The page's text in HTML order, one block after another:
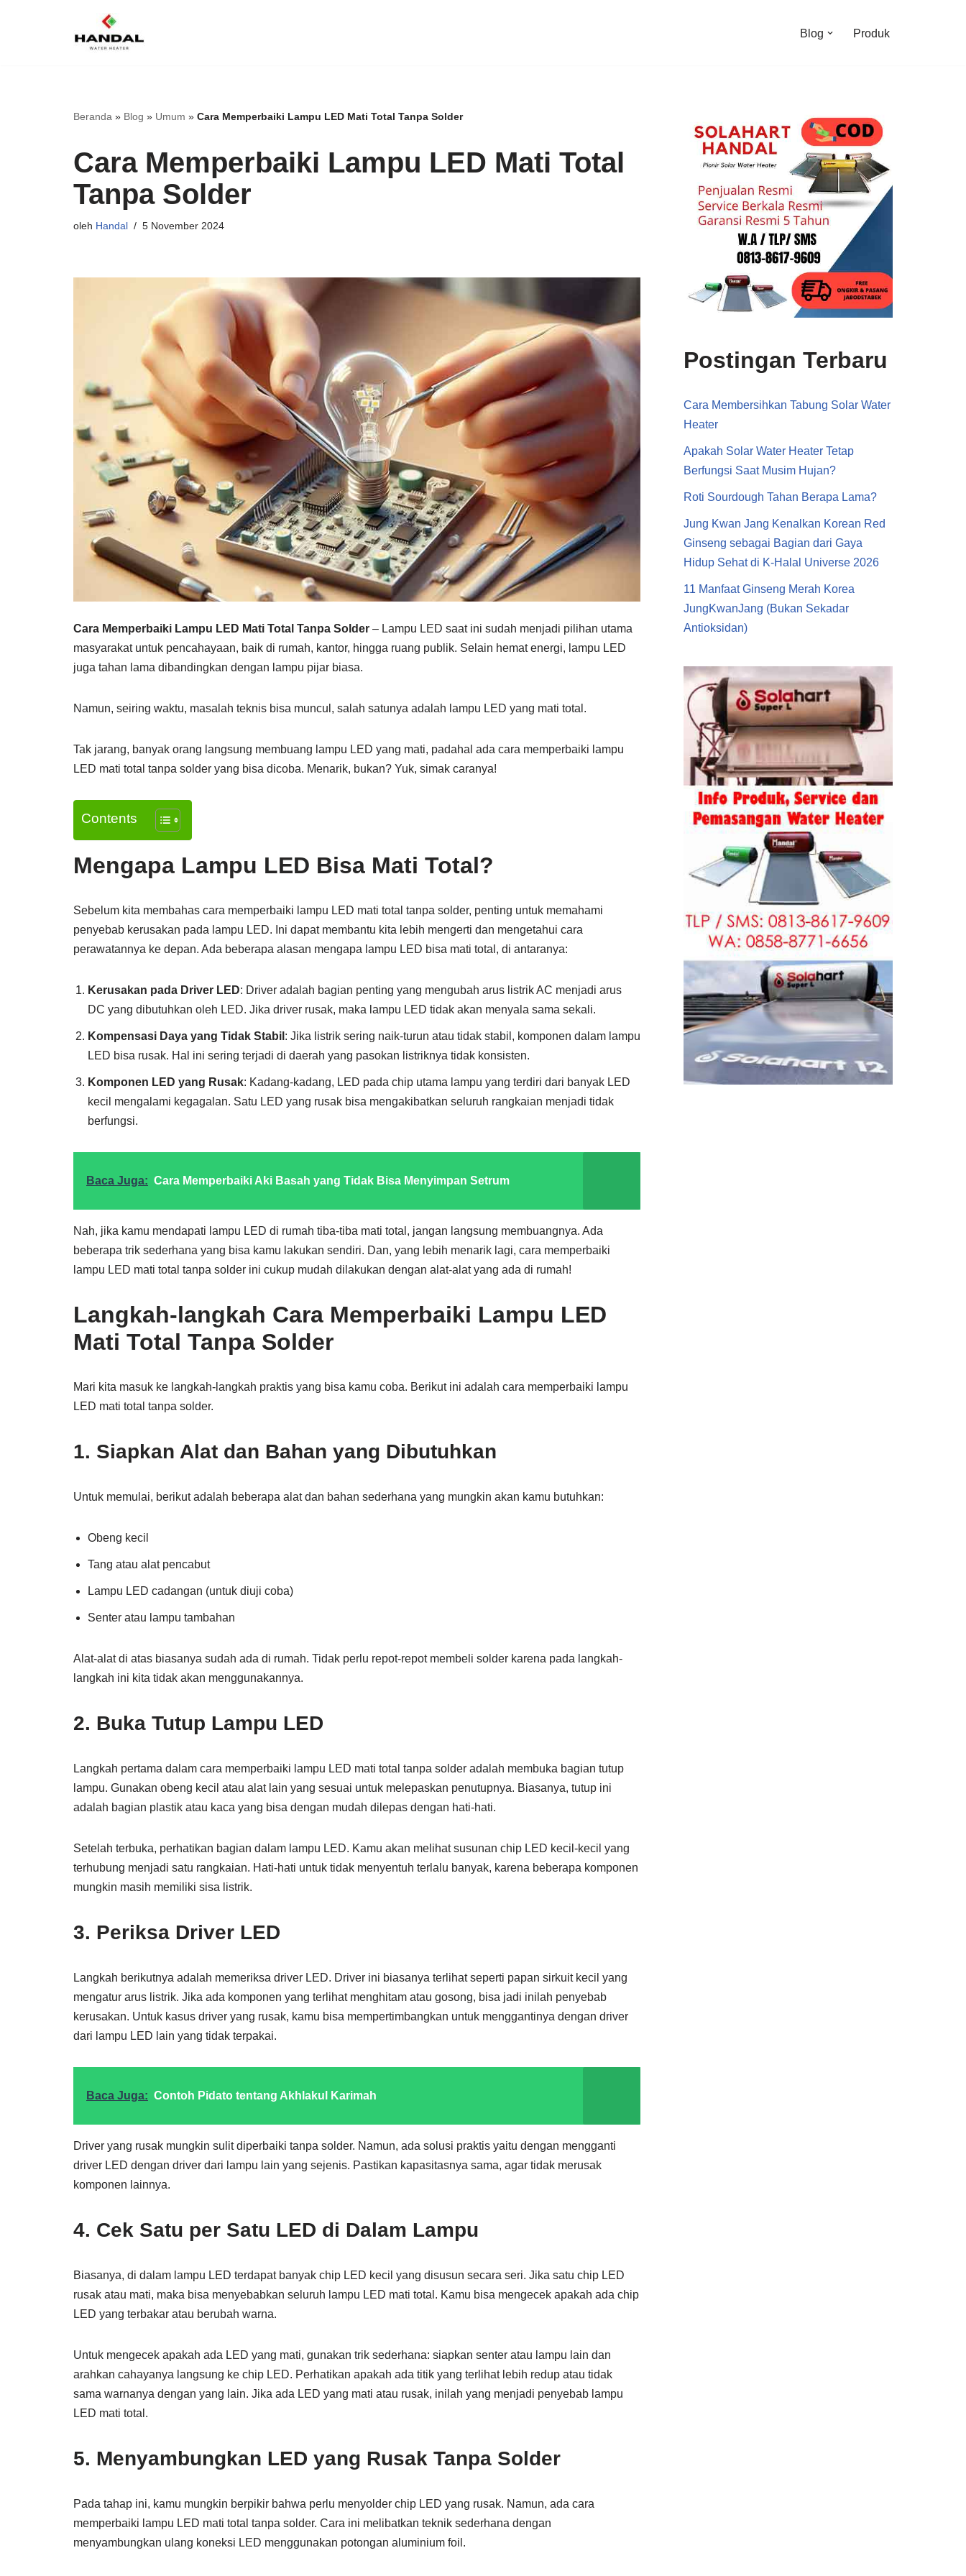
Blog Produk
Beranda » Blog » Umum » Cara Memperbaiki Lampu LED Mati Total Tanpa Solder
Cara Memperbaiki Lampu LED Mati Total
Tanpa Solder
oleh Handal 5 November 2024
Cara Memperbaiki Lampu LED Mati Total Tanpa Solder – Lampu LED saat ini sudah menjadi pilihan utama
masyarakat untuk pencahayaan, baik di rumah, kantor, hingga ruang publik. Selain hemat energi, lampu LED
juga tahan lama dibandingkan dengan lampu pijar biasa.
Namun, seiring waktu, masalah teknis bisa muncul, salah satunya adalah lampu LED yang mati total.
Tak jarang, banyak orang langsung membuang lampu LED yang mati, padahal ada cara memperbaiki lampu
LED mati total tanpa solder yang bisa dicoba. Menarik, bukan? Yuk, simak caranya!
Contents
Mengapa Lampu LED Bisa Mati Total?
Sebelum kita membahas cara memperbaiki lampu LED mati total tanpa solder, penting untuk memahami
penyebab kerusakan pada lampu LED. Ini dapat membantu kita lebih mengerti dan mengetahui cara
perawatannya ke depan. Ada beberapa alasan mengapa lampu LED bisa mati total, di antaranya:
Kerusakan pada Driver LED: Driver adalah bagian penting yang mengubah arus listrik AC menjadi arus
DC yang dibutuhkan oleh LED. Jika driver rusak, maka lampu LED tidak akan menyala sama sekali.
Kompensasi Daya yang Tidak Stabil : Jika listrik sering naik-turun atau tidak stabil, komponen dalam lampu
LED bisa rusak. Hal ini sering terjadi di daerah yang pasokan listriknya tidak konsisten.
Komponen LED yang Rusak: Kadang-kadang, LED pada chip utama lampu yang terdiri dari banyak LED
kecil mengalami kegagalan. Satu LED yang rusak bisa mengakibatkan seluruh rangkaian menjadi tidak
berfungsi.
Baca Juga: Cara Memperbaiki Aki Basah yang Tidak Bisa Menyimpan Setrum
Nah, jika kamu mendapati lampu LED di rumah tiba-tiba mati total, jangan langsung membuangnya. Ada
beberapa trik sederhana yang bisa kamu lakukan sendiri. Dan, yang lebih menarik lagi, cara memperbaiki
lampu LED mati total tanpa solder ini cukup mudah dilakukan dengan alat-alat yang ada di rumah!
Langkah-langkah Cara Memperbaiki Lampu LED
Mati Total Tanpa Solder
Mari kita masuk ke langkah-langkah praktis yang bisa kamu coba. Berikut ini adalah cara memperbaiki lampu
LED mati total tanpa solder.
1. Siapkan Alat dan Bahan yang Dibutuhkan
Untuk memulai, berikut adalah beberapa alat dan bahan sederhana yang mungkin akan kamu butuhkan:
Obeng kecil
Tang atau alat pencabut
Lampu LED cadangan (untuk diuji coba)
Senter atau lampu tambahan
Alat-alat di atas biasanya sudah ada di rumah. Tidak perlu repot-repot membeli solder karena pada langkah-
langkah ini kita tidak akan menggunakannya.
2. Buka Tutup Lampu LED
Langkah pertama dalam cara memperbaiki lampu LED mati total tanpa solder adalah membuka bagian tutup
lampu. Gunakan obeng kecil atau alat lain yang sesuai untuk melepaskan penutupnya. Biasanya, tutup ini
adalah bagian plastik atau kaca yang bisa dengan mudah dilepas dengan hati-hati.
Setelah terbuka, perhatikan bagian dalam lampu LED. Kamu akan melihat susunan chip LED kecil-kecil yang
terhubung menjadi satu rangkaian. Hati-hati untuk tidak menyentuh terlalu banyak, karena beberapa komponen
mungkin masih memiliki sisa listrik.
3. Periksa Driver LED
Langkah berikutnya adalah memeriksa driver LED. Driver ini biasanya terlihat seperti papan sirkuit kecil yang
mengatur arus listrik. Jika ada komponen yang terlihat menghitam atau gosong, bisa jadi inilah penyebab
kerusakan. Untuk kasus driver yang rusak, kamu bisa mempertimbangkan untuk menggantinya dengan driver
dari lampu LED lain yang tidak terpakai.
Baca Juga: Contoh Pidato tentang Akhlakul Karimah
Driver yang rusak mungkin sulit diperbaiki tanpa solder. Namun, ada solusi praktis yaitu dengan mengganti
driver LED dengan driver dari lampu lain yang sejenis. Pastikan kapasitasnya sama, agar tidak merusak
komponen lainnya.
4. Cek Satu per Satu LED di Dalam Lampu
Biasanya, di dalam lampu LED terdapat banyak chip LED kecil yang disusun secara seri. Jika satu chip LED
rusak atau mati, maka bisa menyebabkan seluruh lampu LED mati total. Kamu bisa mengecek apakah ada chip
LED yang terbakar atau berubah warna.
Untuk mengecek apakah ada LED yang mati, gunakan trik sederhana: siapkan senter atau lampu lain dan
arahkan cahayanya langsung ke chip LED. Perhatikan apakah ada titik yang terlihat lebih redup atau tidak
sama warnanya dengan yang lain. Jika ada LED yang mati atau rusak, inilah yang menjadi penyebab lampu
LED mati total.
5. Menyambungkan LED yang Rusak Tanpa Solder
Pada tahap ini, kamu mungkin berpikir bahwa perlu menyolder chip LED yang rusak. Namun, ada cara
memperbaiki lampu LED mati total tanpa solder. Cara ini melibatkan teknik sederhana dengan
menyambungkan ulang koneksi LED menggunakan potongan aluminium foil.
Postingan Terbaru
Cara Membersihkan Tabung Solar Water
Heater
Apakah Solar Water Heater Tetap
Berfungsi Saat Musim Hujan?
Roti Sourdough Tahan Berapa Lama?
Jung Kwan Jang Kenalkan Korean Red
Ginseng sebagai Bagian dari Gaya
Hidup Sehat di K-Halal Universe 2026
11 Manfaat Ginseng Merah Korea
JungKwanJang (Bukan Sekadar
Antioksidan)